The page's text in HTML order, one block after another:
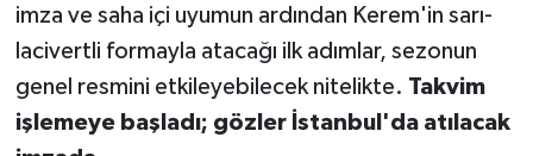
imza ve saha içi uyumun ardından Kerem'in sarı-
lacivertli formayla atacağı ilk adımlar, sezonun
genel resmini etkileyebilecek nitelikte. Takvim
işlemeye başladı; gözler İstanbul'da atılacak